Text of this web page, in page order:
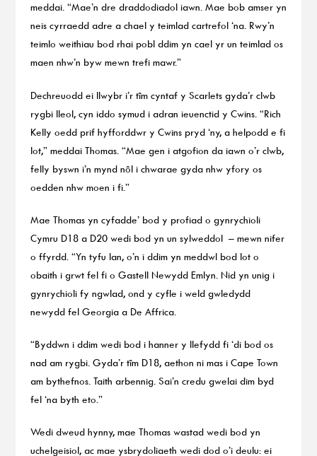
meddai. “Mae’n dre draddodiadol iawn. Mae bob amser yn
neis cyrraedd adre a chael y teimlad cartrefol ‘na. Rwy’n
teimlo weithiau bod rhai pobl ddim yn cael yr un teimlad os
maen nhw’n byw mewn trefi mawr.”
Dechreuodd ei llwybr i’r tîm cyntaf y Scarlets gyda’r clwb
rygbi lleol, cyn iddo symud i adran ieuenctid y Cwins. “Rich
Kelly oedd prif hyfforddwr y Cwins pryd ‘ny, a helpodd e fi
lot,” meddai Thomas. “Mae gen i atgofion da iawn o’r clwb,
felly byswn i’n mynd nôl i chwarae gyda nhw yfory os
oedden nhw moen i fi.”
Mae Thomas yn cyfadde’ bod y profiad o gynrychioli
Cymru D18 a D20 wedi bod yn un sylweddol – mewn nifer
o ffyrdd. “Yn tyfu lan, o’n i ddim yn meddwl bod lot o
obaith i grwt fel fi o Gastell Newydd Emlyn. Nid yn unig i
gynrychioli fy ngwlad, ond y cyfle i weld gwledydd
newydd fel Georgia a De Affrica.
“Byddwn i ddim wedi bod i hanner y llefydd fi ‘di bod os
nad am rygbi. Gyda’r tîm D18, aethon ni mas i Cape Town
am bythefnos. Taith arbennig. Sai’n credu gwelai dim byd
fel ‘na byth eto.”
Wedi dweud hynny, mae Thomas wastad wedi bod yn
uchelgeisiol, ac mae ysbrydoliaeth wedi dod o’i deulu: ei